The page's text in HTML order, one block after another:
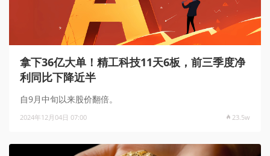
拿下36亿大单！精工科技11天6板，前三季度净
利同比下降近半
自9月中旬以来股价翻倍。
2024年12月04日 07:00 23.5w